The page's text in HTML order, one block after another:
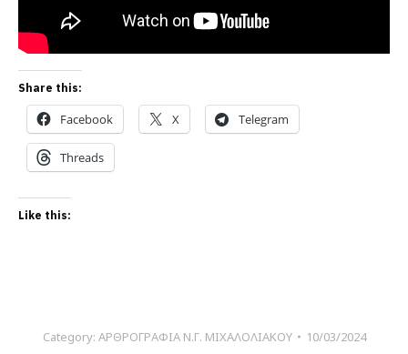
Share this:
Facebook X Telegram
Threads
Like this:
Category: ΑΡΘΡΟΓΡΑΦΙΑ Ν.Γ. ΜΙΧΑΛΟΛΙΑΚΟΥ 10/03/2024